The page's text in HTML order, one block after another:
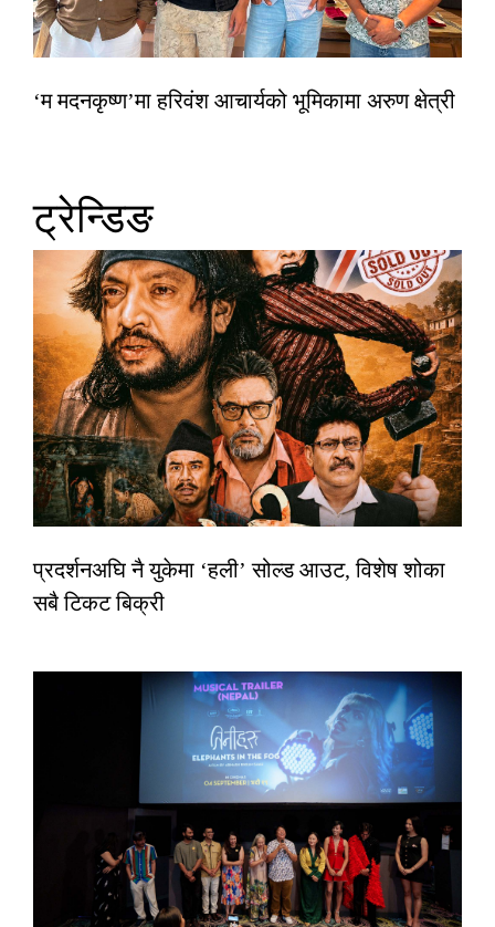
‘म मदनकृष्ण’मा हरिवंश आचार्यको भूमिकामा अरुण क्षेत्री
ट्रेन्डिङ
प्रदर्शनअघि नै युकेमा ‘हली’ सोल्ड आउट, विशेष शोका
सबै टिकट बिक्री